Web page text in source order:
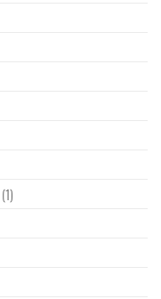
(1)